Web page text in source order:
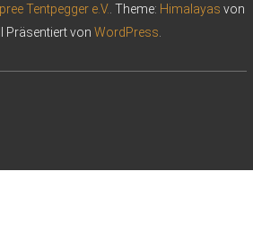
Tentpegger e.V. . Theme: Himalayas von
Präsentiert von WordPress